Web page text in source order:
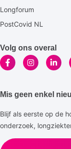
Longforum
PostCovid NL
Volg ons overal
Mis geen enkel
Blijf als eerste op de
onderzoek,